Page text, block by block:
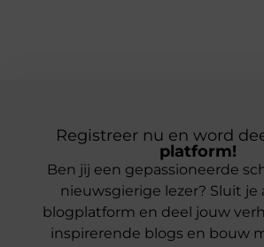
Registreer nu en word
platform!
Ben jij een gepassioneerde
nieuwsgierige lezer? Sluit je
blogplatform en deel jouw
inspirerende blogs en bouw